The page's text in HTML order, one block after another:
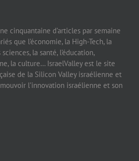
cinquantaine d’articles par semaine
que l’économie, la High-Tech, la
la santé, l’éducation,
la culture… IsraelValley est le site
de la Silicon Valley israélienne et
l’innovation israélienne et son